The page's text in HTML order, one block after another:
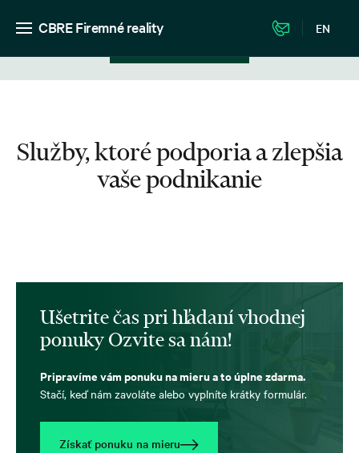
CBRE Firemné reality EN
Služby, ktoré podporia a zlepšia
vaše podnikanie
Ušetrite čas pri hľadaní vhodnej
ponuky Ozvite sa nám!
Pripravíme vám ponuku na mieru a to úplne zdarma.
Stačí, keď nám zavoláte alebo vyplníte krátky formulár.
Získať ponuku na mieru